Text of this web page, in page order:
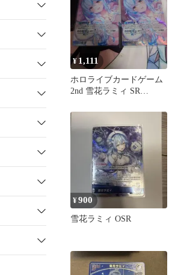
¥ 1,111
ホロライブカードゲーム
2nd 雪花ラミィ SR
¥900
雪花ラミィ OSR